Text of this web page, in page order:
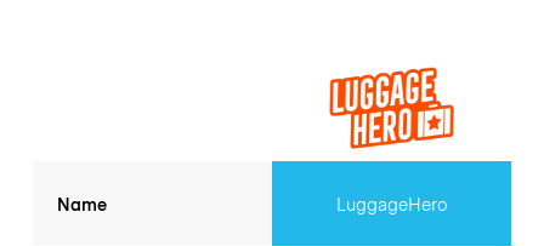
Name LuggageHero